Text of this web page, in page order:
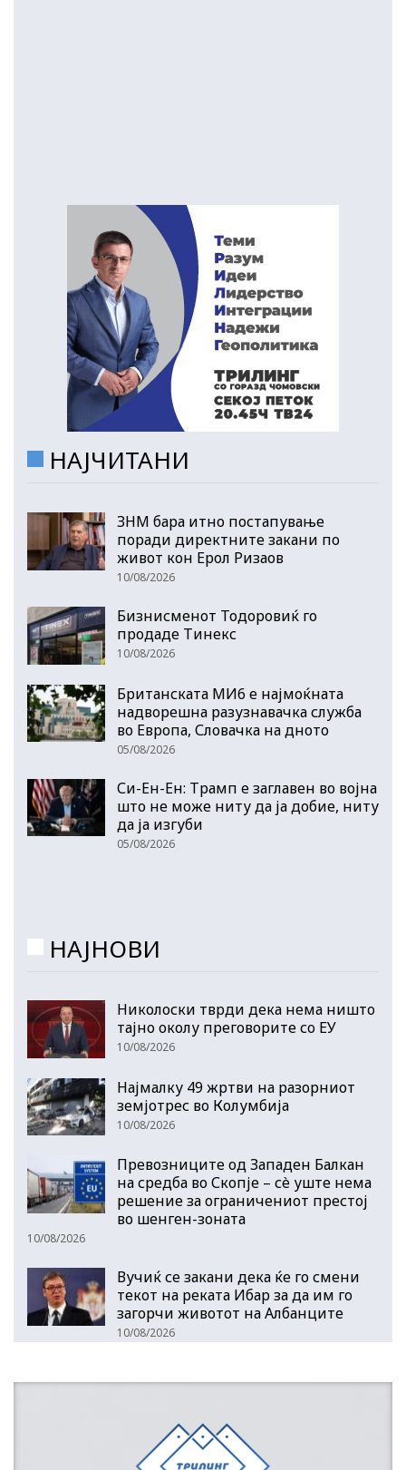
НАЈЧИТАНИ
ЗНМ бара итно постапување
поради директните закани по
живот кон Ерол Ризаов
10/08/2026
Бизнисменот Тодоровиќ го
продаде Тинекс
10/08/2026
Британската МИ6 е најмоќната
надворешна разузнавачка служба
во Европа, Словачка на дното
05/08/2026
Си-Ен-Ен: Трамп е заглавен во војна
што не може ниту да ја добие, ниту
да ја изгуби
05/08/2026
НАЈНОВИ
Николоски тврди дека нема ништо
тајно околу преговорите со ЕУ
10/08/2026
Најмалку 49 жртви на разорниот
земјотрес во Колумбија
10/08/2026
Превозниците од Западен Балкан
на средба во Скопје – сè уште нема
решение за ограничениот престој
во шенген-зоната
10/08/2026
Вучиќ се закани дека ќе го смени
текот на реката Ибар за да им го
загорчи животот на Албанците
10/08/2026